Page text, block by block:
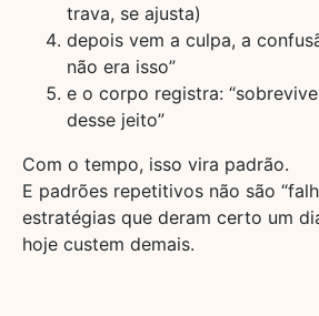
trava, se ajusta)
depois vem a culpa, a
não era isso”
e o corpo registra:
desse jeito”
Com o tempo, isso vira padrão.
E padrões repetitivos não são
estratégias que deram certo um
hoje custem demais.